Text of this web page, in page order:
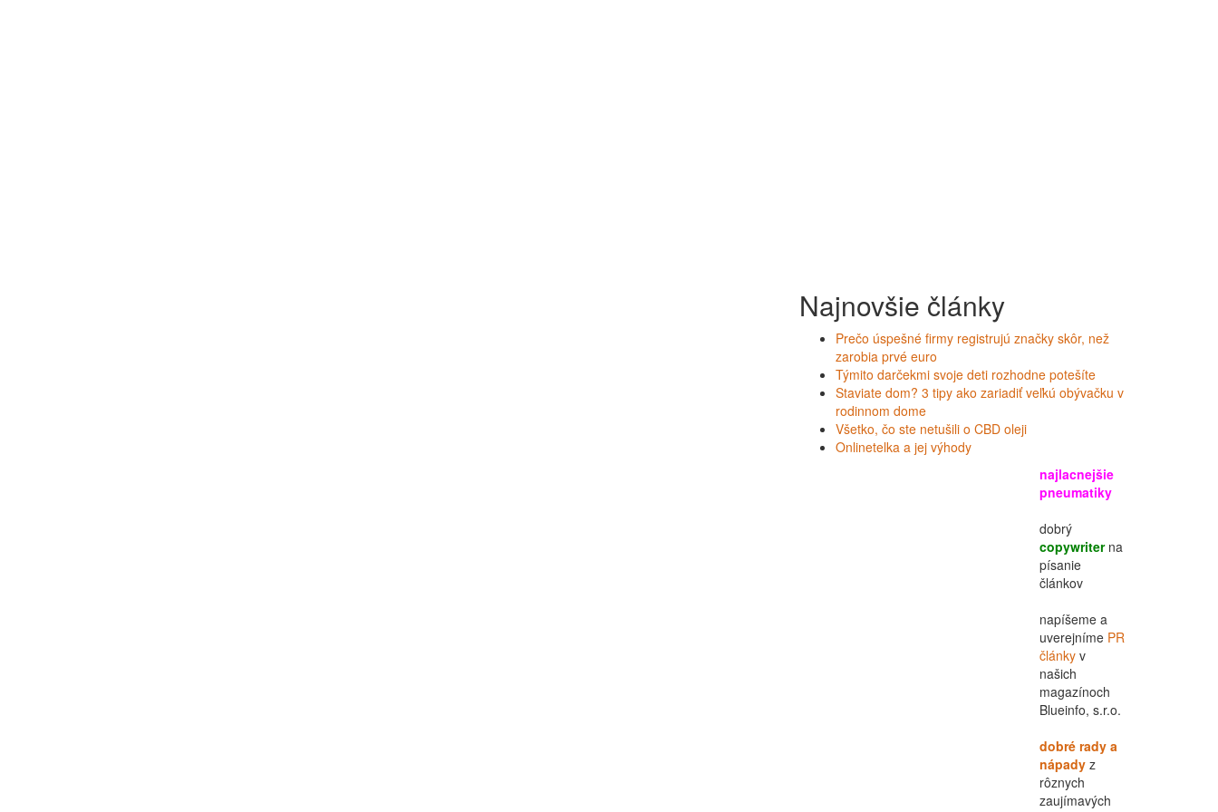
Najnovšie články
Prečo úspešné firmy registrujú značky skôr, než
zarobia prvé euro
Týmito darčekmi svoje deti rozhodne potešíte
Staviate dom? 3 tipy ako zariadiť veľkú obývačku v
rodinnom dome
Všetko, čo ste netušili o CBD oleji
Onlinetelka a jej výhody
najlacnejšie
pneumatiky
dobrý
copywriterna
písanie
článkov
napíšeme a
uverejníme PR
články v
našich
magazínoch
Blueinfo, s.r.o.
dobré rady a
nápady z
rôznych
zaujímavých